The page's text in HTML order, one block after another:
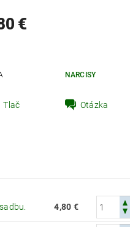
€
NARCISY
Tlač Otázka
4,80 €